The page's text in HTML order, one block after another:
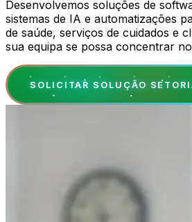
Desenvolvemos soluções de
sistemas de IA e automatizações
de saúde, serviços de cuidados e
sua equipa se possa concentrar
SOLICITAR SOLUÇÃO